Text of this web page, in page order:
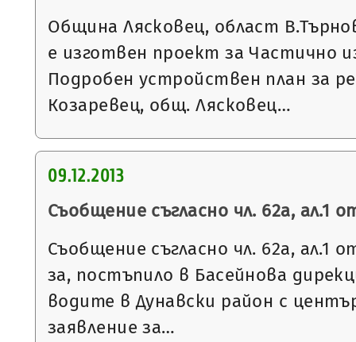
Община Лясковец, област
е изготвен проект за Частично
Подробен устройствен план за
Козаревец, общ. Лясковец…
09.12.2013
Съобщение съгласно чл. 62а, ал.1
Съобщение съгласно чл. 62а, ал.1
за, постъпило в Басейнова
водите в Дунавски район с
заявление за…